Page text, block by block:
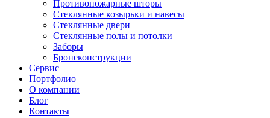
Противопожарные шторы
Стеклянные козырьки и навесы
Стеклянные двери
Стеклянные полы и потолки
Заборы
Бронеконструкции
Сервис
Портфолио
О компании
Блог
Контакты